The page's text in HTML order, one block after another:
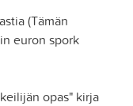
(Tämän
euron spork
opas" kirja